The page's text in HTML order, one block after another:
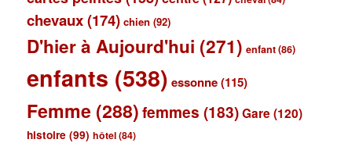
chevaux(174) chien (92)
D'hier à Aujourd'hui (271) enfant(86)
enfants (538) essonne(115)
Femme (288)femmes (183)Gare (120)
histoire (99) hôtel(84)